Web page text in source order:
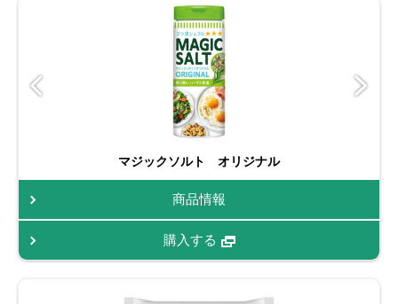
マジックソルト オリジナル
商品情報
購入する